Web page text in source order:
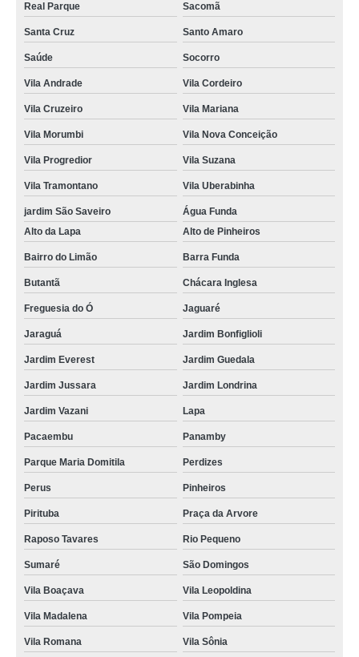
Real Parque Sacomã
Santa Cruz Santo Amaro
Saúde Socorro
Vila Andrade Vila Cordeiro
Vila Cruzeiro Vila Mariana
Vila Morumbi Vila Nova Conceição
Vila Progredior Vila Suzana
Vila Tramontano Vila Uberabinha
jardim São Saveiro
Água Funda
Alto da Lapa
Alto de Pinheiros
Bairro do Limão Barra Funda
Butantã Chácara Inglesa
Freguesia do Ó Jaguaré
Jaraguá Jardim Bonfiglioli
Jardim Everest Jardim Guedala
Jardim Jussara Jardim Londrina
Jardim Vazani Lapa
Pacaembu Panamby
Parque Maria Domitila Perdizes
Perus Pinheiros
Pirituba Praça da Arvore
Raposo Tavares Rio Pequeno
Sumaré São Domingos
Vila Boaçava Vila Leopoldina
Vila Madalena Vila Pompeia
Vila Romana Vila Sônia